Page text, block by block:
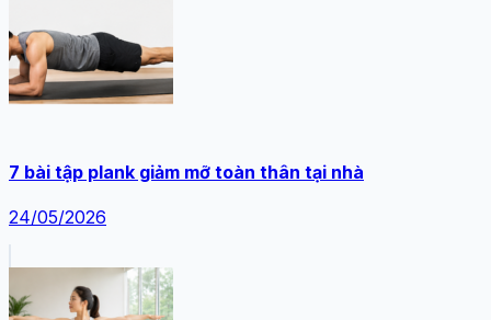
7 bài tập plank giảm mỡ toàn thân tại nhà
24/05/2026